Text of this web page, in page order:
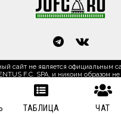
сайт не является официальным
F.C. SPA, и никоим образом не
F.C. SPA. Исключительные
знаки "JUVENTUS", "JUVE"
клубу Ювентус, Турин,
в 2002 году.
ТАБЛИЦА ЧАТ